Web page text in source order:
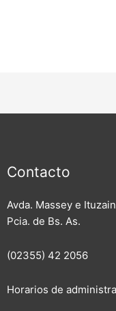
Contacto
Avda. Massey e
Pcia. de Bs. As.
(02355) 42 2056
Horarios de